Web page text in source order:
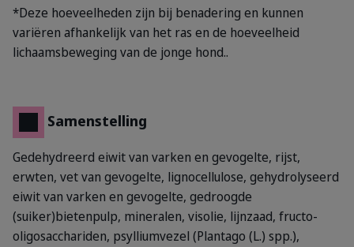
*Deze hoeveelheden zijn bij benadering en kunnen
variëren afhankelijk van het ras en de hoeveelheid
lichaamsbeweging van de jonge hond..
Samenstelling
Gedehydreerd eiwit van varken en gevogelte, rijst,
erwten, vet van gevogelte, lignocellulose, gehydrolyseerd
eiwit van varken en gevogelte, gedroogde
(suiker)bietenpulp, mineralen, visolie, lijnzaad, fructo-
oligosacchariden, psylliumvezel (Plantago (L.) spp.),